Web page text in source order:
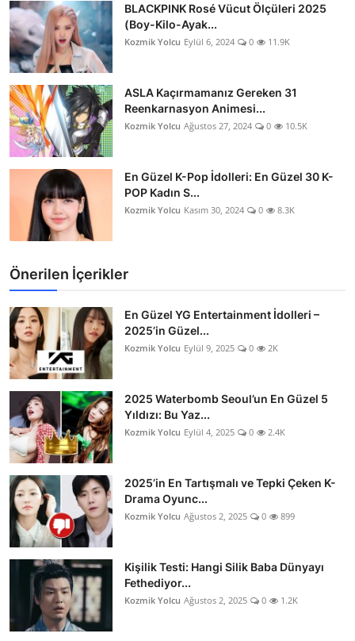
BLACKPINK Rosé Vücut Ölçüleri 2025
(Boy-Kilo-Ayak...
Kozmik Yolcu Eylül 6, 2024 0 11.9K
ASLA Kaçırmamanız Gereken 31
Reenkarnasyon Animesi...
Kozmik Yolcu Ağustos 27, 2024 0 10.5K
En Güzel K-Pop İdolleri: En Güzel 30 K-
POP Kadın S...
Kozmik Yolcu Kasım 30, 2024 0 8.3K
Önerilen İçerikler
En Güzel YG Entertainment İdolleri –
2025’in Güzel...
Kozmik Yolcu Eylül 9, 2025 0 2K
2025 Waterbomb Seoul’un En Güzel 5
Yıldızı: Bu Yaz...
Kozmik Yolcu Eylül 4, 2025 0 2.4K
2025’in En Tartışmalı ve Tepki Çeken K-
Drama Oyunc...
Kozmik Yolcu Ağustos 2, 2025 0 899
Kişilik Testi: Hangi Silik Baba Dünyayı
Fethediyor...
Kozmik Yolcu Ağustos 2, 2025 0 1.2K